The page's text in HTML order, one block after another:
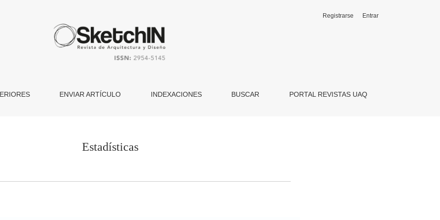
ENVIAR ARTÍCULO INDEXACIONES BUSCAR PORTAL REVISTAS UAQ
Registrarse Entrar
Estadísticas